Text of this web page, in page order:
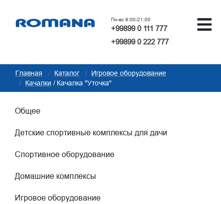
Пн-вс 9:00-21:00
+99899 0 111 777
+99899 0 222 777
Главная Каталог
Игровое оборудование
Качалки
Качалка "Уточка"
Общее
Детские спортивные комплексы для дачи
Спортивное оборудование
Домашние комплексы
Игровое оборудование